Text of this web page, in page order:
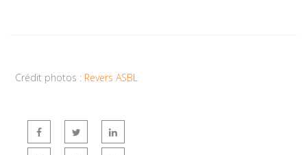
Crédit photos : Revers ASBL